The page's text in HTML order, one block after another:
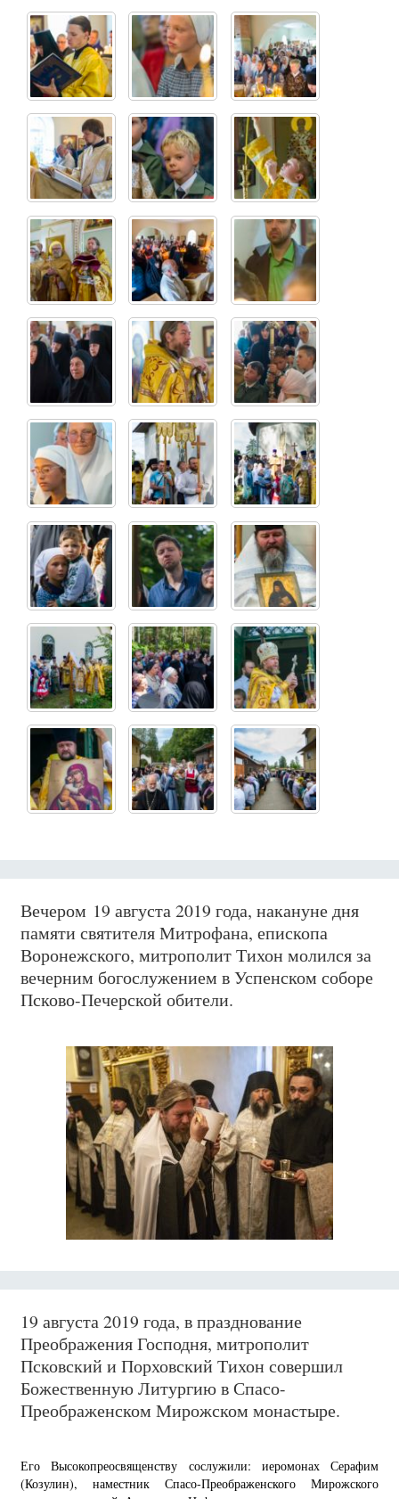
Вечером 19 августа 2019 года, накануне дня
памяти святителя Митрофана, епископа
Воронежского, митрополит Тихон молился за
вечерним богослужением в Успенском соборе
Псково-Печерской обители.
19 августа 2019 года, в празднование
Преображения Господня, митрополит
Псковский и Порховский Тихон совершил
Божественную Литургию в Спасо-
Преображенском Мирожском монастыре.
Его Высокопреосвященству сослужили: иеромонах Серафим
(Козулин), наместник Спасо-Преображенского Мирожского